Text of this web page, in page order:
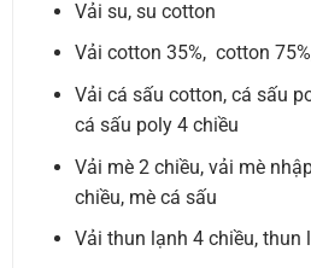
Vải su, su cotton
Vải cotton 35%, cotton
Vải cá sấu cotton, cá sấu
cá sấu poly 4 chiều
Vải mè 2 chiều, vải mè
chiều, mè cá sấu
Vải thun lạnh 4 chiều, thun